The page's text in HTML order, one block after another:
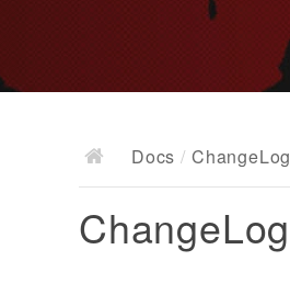
Docs / ChangeLog
ChangeLog